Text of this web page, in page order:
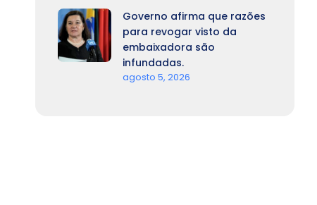
Governo afirma que razões
para revogar visto da
embaixadora são
infundadas.
agosto 5, 2026